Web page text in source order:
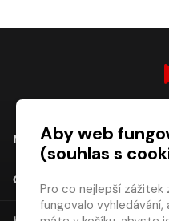
NÁKUP
O SPOLEČNOSTI
Aby web
(souhlas s
Pro co nejlepší
fungovalo